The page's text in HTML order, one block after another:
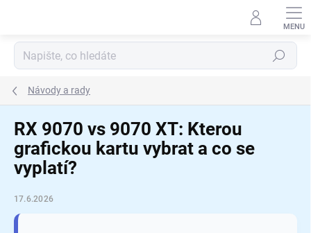
Hledat
Návody a rady
RX 9070 vs 9070 XT: Kterou
grafickou kartu vybrat a co se
vyplatí?
17.6.2026